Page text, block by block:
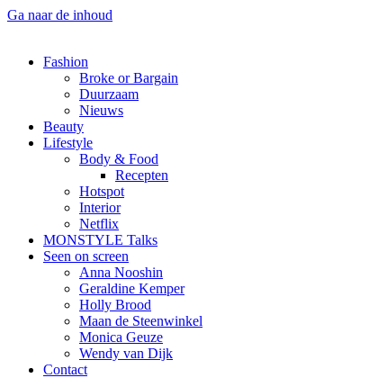
Ga naar de inhoud
Fashion
Broke or Bargain
Duurzaam
Nieuws
Beauty
Lifestyle
Body & Food
Recepten
Hotspot
Interior
Netflix
MONSTYLE Talks
Seen on screen
Anna Nooshin
Geraldine Kemper
Holly Brood
Maan de Steenwinkel
Monica Geuze
Wendy van Dijk
Contact